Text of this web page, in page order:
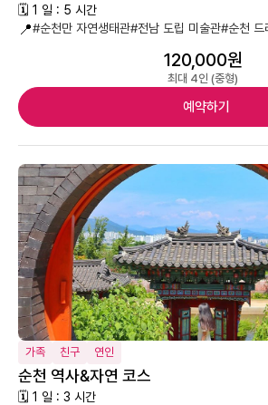
🗓 1 일 : 5 시간
📍#순천만 자연생태관#전남 도립 미술관#순천 드
120,000원
최대 4인 (중형)
예약하기
가족 친구 연인
순천 역사&자연 코스
🗓 1 일 : 3 시간